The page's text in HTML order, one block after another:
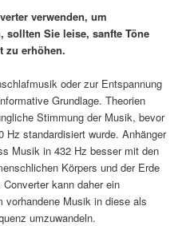
verwenden, um
sollten Sie leise, sanfte Töne
zu erhöhen.
oder zur Entspannung
Grundlage. Theorien
Stimmung der Musik, bevor
Hz standardisiert wurde. Anhänger
Musik in 432 Hz besser mit den
Körpers und der Erde
kann daher ein
Musik in diese als
umzuwandeln.